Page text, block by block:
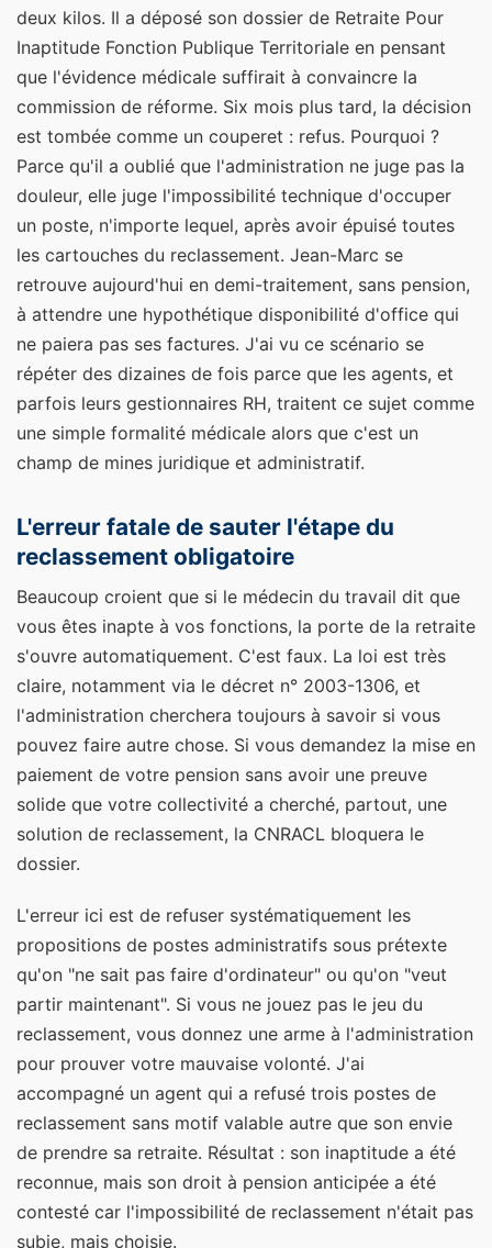
deux kilos. Il a déposé son dossier de Retraite Pour
Inaptitude Fonction Publique Territoriale en pensant
que l'évidence médicale suffirait à convaincre la
commission de réforme. Six mois plus tard, la décision
est tombée comme un couperet : refus. Pourquoi ?
Parce qu'il a oublié que l'administration ne juge pas la
douleur, elle juge l'impossibilité technique d'occuper
un poste, n'importe lequel, après avoir épuisé toutes
les cartouches du reclassement. Jean-Marc se
retrouve aujourd'hui en demi-traitement, sans pension,
à attendre une hypothétique disponibilité d'office qui
ne paiera pas ses factures. J'ai vu ce scénario se
répéter des dizaines de fois parce que les agents, et
parfois leurs gestionnaires RH, traitent ce sujet comme
une simple formalité médicale alors que c'est un
champ de mines juridique et administratif.
L'erreur fatale de sauter l'étape du
reclassement obligatoire
Beaucoup croient que si le médecin du travail dit que
vous êtes inapte à vos fonctions, la porte de la retraite
s'ouvre automatiquement. C'est faux. La loi est très
claire, notamment via le décret n° 2003-1306, et
l'administration cherchera toujours à savoir si vous
pouvez faire autre chose. Si vous demandez la mise en
paiement de votre pension sans avoir une preuve
solide que votre collectivité a cherché, partout, une
solution de reclassement, la CNRACL bloquera le
dossier.
L'erreur ici est de refuser systématiquement les
propositions de postes administratifs sous prétexte
qu'on "ne sait pas faire d'ordinateur" ou qu'on "veut
partir maintenant". Si vous ne jouez pas le jeu du
reclassement, vous donnez une arme à l'administration
pour prouver votre mauvaise volonté. J'ai
accompagné un agent qui a refusé trois postes de
reclassement sans motif valable autre que son envie
de prendre sa retraite. Résultat : son inaptitude a été
reconnue, mais son droit à pension anticipée a été
contesté car l'impossibilité de reclassement n'était pas
subie, mais choisie.